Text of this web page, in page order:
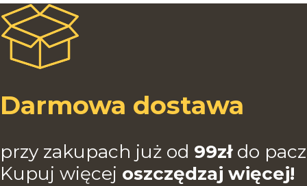
Darmowa dostawa
przy zakupach już od 99zł do
Kupuj więcej oszczędzaj więcej!